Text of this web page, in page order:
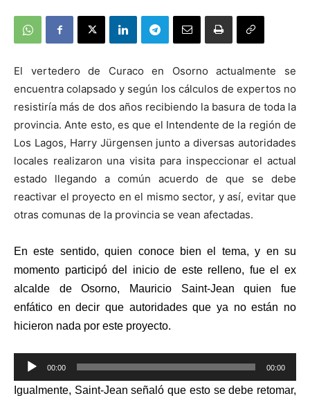
El vertedero de Curaco en Osorno actualmente se
encuentra colapsado y según los cálculos de expertos no
resistiría más de dos años recibiendo la basura de toda la
provincia. Ante esto, es que el Intendente de la región de
Los Lagos, Harry Jürgensen junto a diversas autoridades
locales realizaron una visita para inspeccionar el actual
estado llegando a común acuerdo de que se debe
reactivar el proyecto en el mismo sector, y así, evitar que
otras comunas de la provincia se vean afectadas.
En este sentido, quien conoce bien el tema, y en su
momento participó del inicio de este relleno, fue el ex
alcalde de Osorno, Mauricio Saint-Jean quien fue
enfático en decir que autoridades que ya no están no
hicieron nada por este proyecto.
Reproductor
de
00:00 00:00
Igualmente, Saint-Jean señaló que esto se debe retomar,